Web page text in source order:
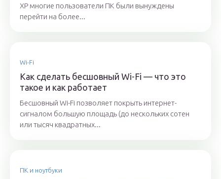
XP многие пользователи ПК были вынуждены
перейти на более...
Wi-Fi
Как сделать бесшовный Wi-Fi — что это
такое и как работает
Бесшовный Wi-Fi позволяет покрыть интернет-
сигналом большую площадь (до нескольких сотен
или тысяч квадратных...
ПК и ноутбуки